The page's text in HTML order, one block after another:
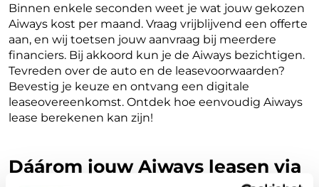
Binnen enkele seconden weet je wat jouw gekozen
Aiways kost per maand. Vraag vrijblijvend een offerte
aan, en wij toetsen jouw aanvraag bij meerdere
financiers. Bij akkoord kun je de Aiways bezichtigen.
Tevreden over de auto en de leasevoorwaarden?
Bevestig je keuze en ontvang een digitale
leaseovereenkomst. Ontdek hoe eenvoudig Aiways
lease berekenen kan zijn!
Dáárom jouw Aiways leasen via